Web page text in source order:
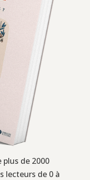
de 2000
lecteurs de 0 à